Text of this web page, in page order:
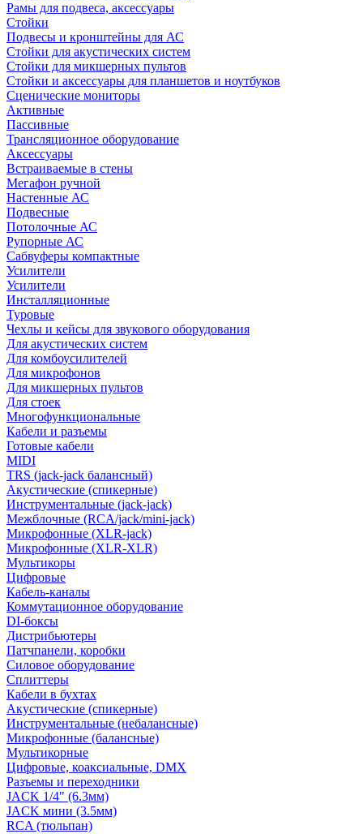
Рамы для подвеса, аксессуары
Стойки
Подвесы и кронштейны для АС
Стойки для акустических систем
Стойки для микшерных пультов
Стойки и аксессуары для планшетов и ноутбуков
Сценические мониторы
Активные
Пассивные
Трансляционное оборудование
Аксессуары
Встраиваемые в стены
Мегафон ручной
Настенные АС
Подвесные
Потолочные АС
Рупорные АС
Сабвуферы компактные
Усилители
Усилители
Инсталляционные
Туровые
Чехлы и кейсы для звукового оборудования
Для акустических систем
Для комбоусилителей
Для микрофонов
Для микшерных пультов
Для стоек
Многофункциональные
Кабели и разъемы
Готовые кабели
MIDI
TRS (jack-jack балансный)
Акустические (спикерные)
Инструментальные (jack-jack)
Межблочные (RCA/jack/mini-jack)
Микрофонные (XLR-jack)
Микрофонные (XLR-XLR)
Мультикоры
Цифровые
Кабель-каналы
Коммутационное оборудование
DI-боксы
Дистрибьютеры
Патчпанели, коробки
Силовое оборудование
Сплиттеры
Кабели в бухтах
Акустические (спикерные)
Инструментальные (небалансные)
Микрофонные (балансные)
Мультикорные
Цифровые, коаксиальные, DMX
Разъемы и переходники
JACK 1/4" (6.3мм)
JACK мини (3.5мм)
RCA (тюльпан)